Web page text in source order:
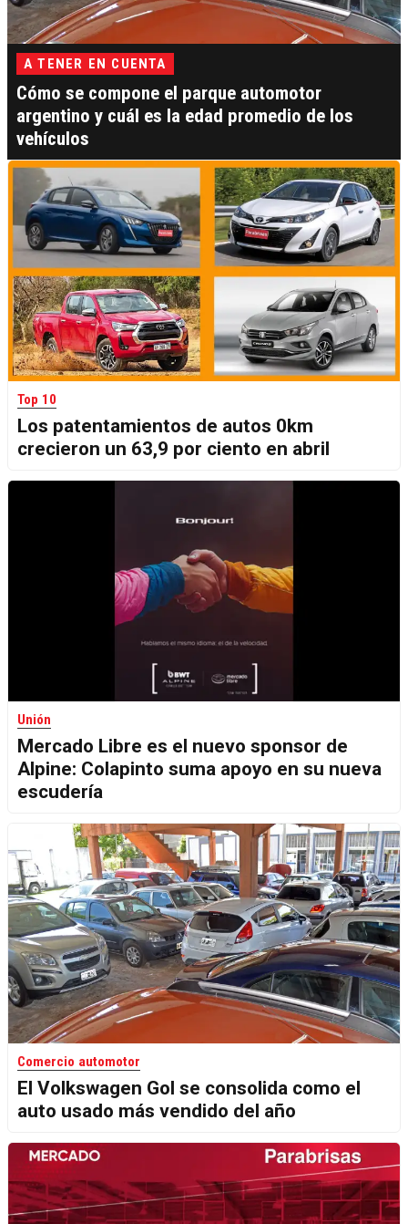
A TENER EN CUENTA
Cómo se compone el parque automotor
argentino y cuál es la edad promedio de los
vehículos
Top 10
Los patentamientos de autos 0km
crecieron un 63,9 por ciento en abril
Unión
Mercado Libre es el nuevo sponsor de
Alpine: Colapinto suma apoyo en su nueva
escudería
Comercio automotor
El Volkswagen Gol se consolida como el
auto usado más vendido del año